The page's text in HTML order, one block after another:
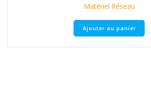
Matériel Réseau
Ajouter au panier